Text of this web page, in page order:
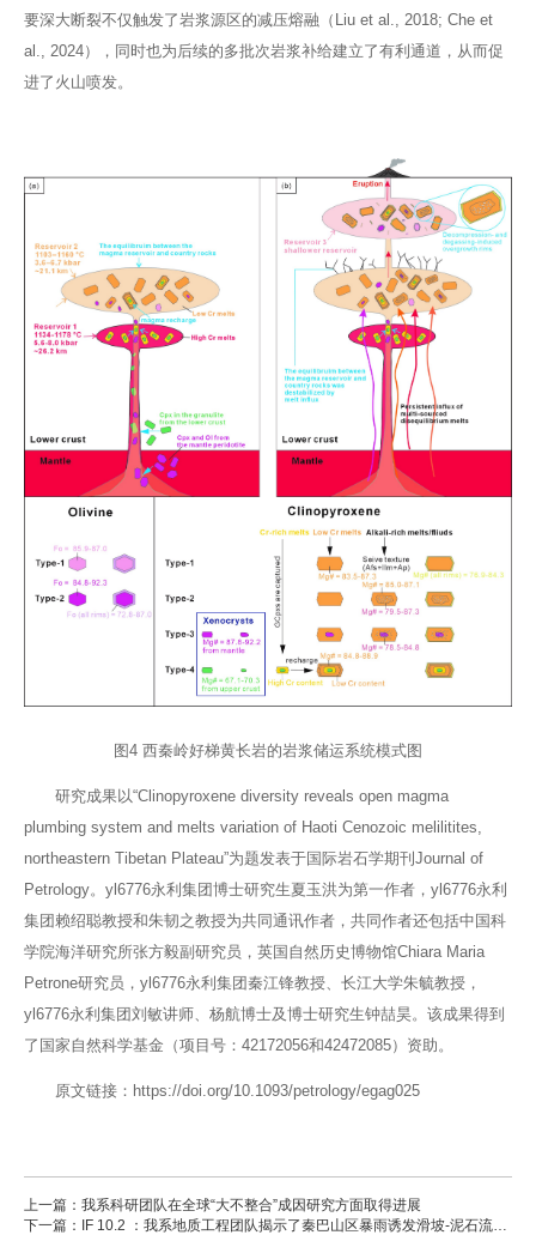
要深大断裂不仅触发了岩浆源区的减压熔融（Liu et al., 2018; Che et
al., 2024），同时也为后续的多批次岩浆补给建立了有利通道，从而促
进了火山喷发。
图4 西秦岭好梯黄长岩的岩浆储运系统模式图
研究成果以“Clinopyroxene diversity reveals open magma
plumbing system and melts variation of Haoti Cenozoic melilitites,
northeastern Tibetan Plateau”为题发表于国际岩石学期刊Journal of
Petrology。yl6776永利集团博士研究生夏玉洪为第一作者，yl6776永利
集团赖绍聪教授和朱韧之教授为共同通讯作者，共同作者还包括中国科
学院海洋研究所张方毅副研究员，英国自然历史博物馆Chiara Maria
Petrone研究员，yl6776永利集团秦江锋教授、长江大学朱毓教授，
yl6776永利集团刘敏讲师、杨航博士及博士研究生钟喆昊。该成果得到
了国家自然科学基金（项目号：42172056和42472085）资助。
原文链接：https://doi.org/10.1093/petrology/egag025
上一篇：我系科研团队在全球“大不整合”成因研究方面取得进展
下一篇：IF 10.2 ：我系地质工程团队揭示了秦巴山区暴雨诱发滑坡-泥石流灾